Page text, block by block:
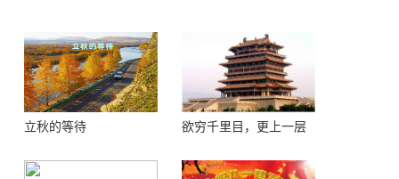
立秋的等待
欲穷千里目，更上一层